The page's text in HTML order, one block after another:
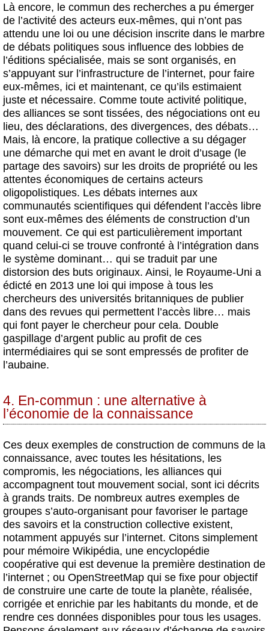
Là encore, le commun des recherches a pu émerger
de l’activité des acteurs eux-mêmes, qui n’ont pas
attendu une loi ou une décision inscrite dans le marbre
de débats politiques sous influence des lobbies de
l’éditions spécialisée, mais se sont organisés, en
s’appuyant sur l’infrastructure de l’internet, pour faire
eux-mêmes, ici et maintenant, ce qu’ils estimaient
juste et nécessaire. Comme toute activité politique,
des alliances se sont tissées, des négociations ont eu
lieu, des déclarations, des divergences, des débats…
Mais, là encore, la pratique collective a su dégager
une démarche qui met en avant le droit d’usage (le
partage des savoirs) sur les droits de propriété ou les
attentes économiques de certains acteurs
oligopolistiques. Les débats internes aux
communautés scientifiques qui défendent l’accès libre
sont eux-mêmes des éléments de construction d’un
mouvement. Ce qui est particulièrement important
quand celui-ci se trouve confronté à l’intégration dans
le système dominant… qui se traduit par une
distorsion des buts originaux. Ainsi, le Royaume-Uni a
édicté en 2013 une loi qui impose à tous les
chercheurs des universités britanniques de publier
dans des revues qui permettent l’accès libre… mais
qui font payer le chercheur pour cela. Double
gaspillage d’argent public au profit de ces
intermédiaires qui se sont empressés de profiter de
l’aubaine.
4. En-commun : une alternative à
l’économie de la connaissance
Ces deux exemples de construction de communs de la
connaissance, avec toutes les hésitations, les
compromis, les négociations, les alliances qui
accompagnent tout mouvement social, sont ici décrits
à grands traits. De nombreux autres exemples de
groupes s’auto-organisant pour favoriser le partage
des savoirs et la construction collective existent,
notamment appuyés sur l’internet. Citons simplement
pour mémoire Wikipédia, une encyclopédie
coopérative qui est devenue la première destination de
l’internet ; ou OpenStreetMap qui se fixe pour objectif
de construire une carte de toute la planète, réalisée,
corrigée et enrichie par les habitants du monde, et de
rendre ces données disponibles pour tous les usages.